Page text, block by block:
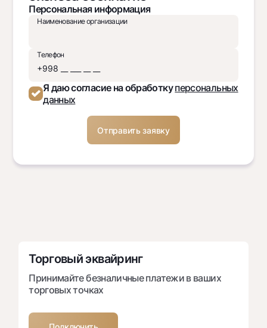
Персональная информация
Наименование организации
Телефон
Я даю согласие на обработкуперсональных
данных
Торговый эквайринг
Принимайте безналичные платежи в ваших
торговых точках